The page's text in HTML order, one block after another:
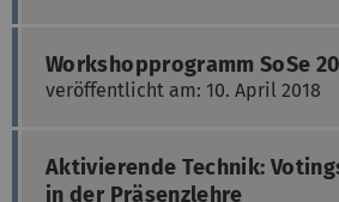
Workshopprogramm SoSe
veröffentlicht am: 10. April 2018
Aktivierende Technik:
in der Präsenzlehre